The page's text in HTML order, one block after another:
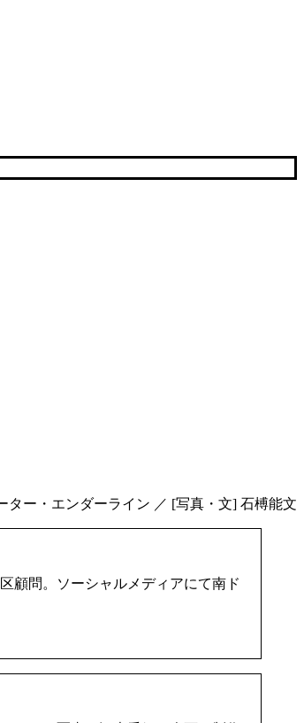
ター・エンダーライン ／ [写真・文] 石榑能文
顧問。ソーシャルメディアにて南ド